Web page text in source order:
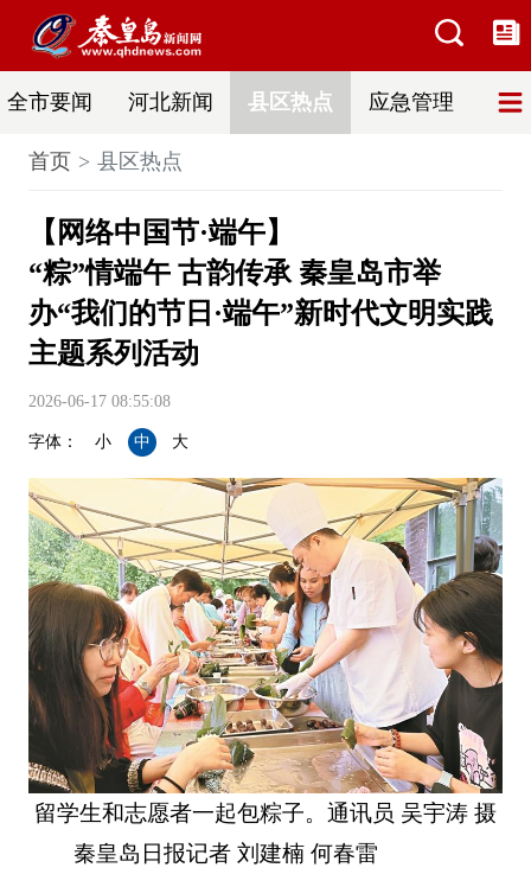
全市要闻 河北新闻 县区热点 应急管理 辟
首页 县区热点
【网络中国节·端午】
“粽”情端午 古韵传承 秦皇岛市举
办“我们的节日·端午”新时代文明实践
主题系列活动
2026-06-17 08:55:08
字体： 小 中 大
留学生和志愿者一起包粽子。通讯员 吴宇涛 摄
秦皇岛日报记者 刘建楠 何春雷